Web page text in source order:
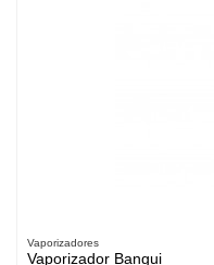
Vaporizadores
Vaporizador Bangui